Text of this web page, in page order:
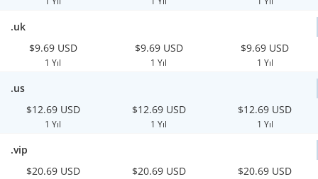
.uk
$9.69 USD
1 Yıl
$9.69 USD
1 Yıl
$9.69 USD
1 Yıl
.us
$12.69 USD
1 Yıl
$12.69 USD
1 Yıl
$12.69 USD
1 Yıl
.vip
$20.69 USD
$20.69 USD $20.69 USD